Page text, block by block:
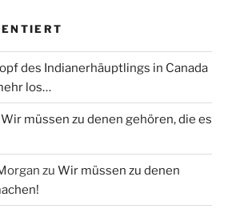
des Indianerhäuptlings in Canada
los…
Wir müssen zu denen gehören, die es
zu Wir müssen zu denen